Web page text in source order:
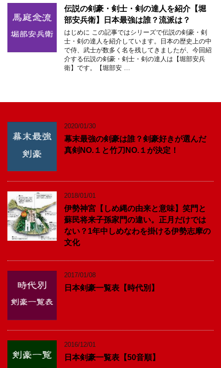
伝説の剣豪・剣士・剣の達人を紹介【堀
部安兵衛】日本最強は誰？流派は？
はじめに この記事ではシリーズで伝説の剣豪・剣
士・剣の達人を紹介しています。日本の歴史上の中
で侍、武士が数多く名を残してきましたが、今回紹
介する伝説の剣豪・剣士・剣の達人は【堀部安兵
衛】です。【堀部安 …
2020/01/30
幕末最強の剣豪は誰？剣豪好きが選んだ
真剣NO.１と竹刀NO.１が決定！
2018/01/01
伊勢神宮【しめ縄の由来と意味】笑門と
蘇民将来子孫家門の違い。正月だけでは
ない？1年中しめなわを掛ける伊勢志摩の
文化
2017/01/08
日本剣豪一覧表【時代別】
2016/12/01
日本剣豪一覧表【50音順】